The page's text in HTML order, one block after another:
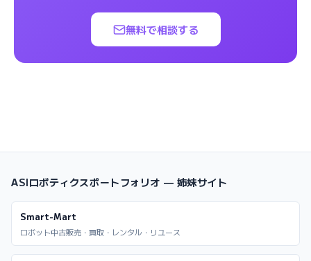
無料で相談する
ASIロボティクスポートフォリオ — 姉妹サイト
Smart-Mart
ロボット中古販売・買取・レンタル・リユース